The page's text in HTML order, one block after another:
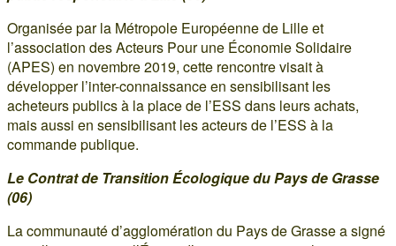
Organisée par la Métropole Européenne de Lille et
l’association des Acteurs Pour une Économie Solidaire
(APES) en novembre 2019, cette rencontre visait à
développer l’inter-connaissance en sensibilisant les
acheteurs publics à la place de l’ESS dans leurs achats,
mais aussi en sensibilisant les acteurs de l’ESS à la
commande publique.
Le Contrat de Transition Écologique du Pays de Grasse
(06)
La communauté d’agglomération du Pays de Grasse a signé